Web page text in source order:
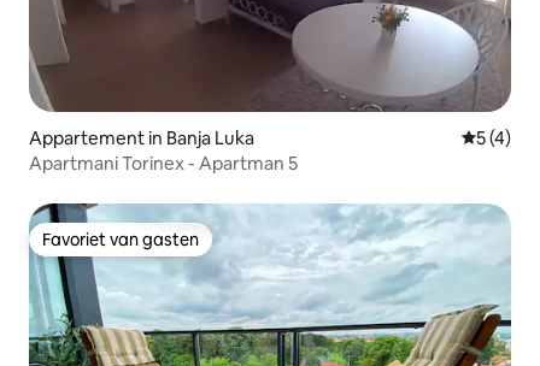
Appartement in Banja Luka
5 (4)
Apartmani Torinex - Apartman 5
Favoriet van gasten
Favoriet van gasten